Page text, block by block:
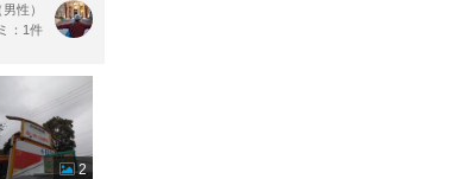
性）
：1件
2